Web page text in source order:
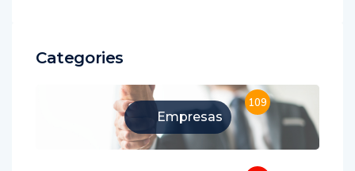
Categories
Empresas
109